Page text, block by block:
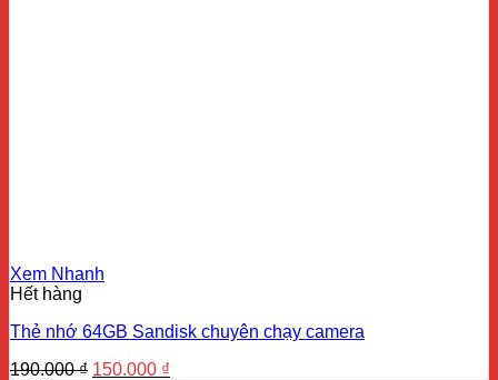
Xem Nhanh
Hết hàng
Thẻ nhớ 64GB Sandisk chuyên chạy camera
190.000₫ Giá
150.000 ₫